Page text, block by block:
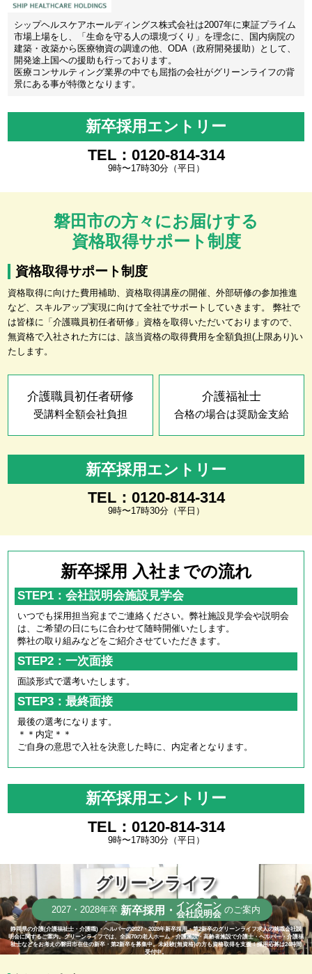
シップヘルスケアホールディングス株式会社は2007年に東証プライム
市場上場をし、「生命を守る人の環境づくり」を理念に、国内病院の
建築・改築から医療物資の調達の他、ODA（政府開発援助）として、
開発途上国への援助も行っております。
医療コンサルティング業界の中でも屈指の会社がグリーンライフの背
景にある事が特徴となります。
新卒採用エントリー
TEL：0120-814-314
9時〜17時30分（平日）
磐田市の方々にお届けする
資格取得サポート制度
資格取得サポート制度
資格取得に向けた費用補助、資格取得講座の開催、外部研修の参加推進
など、スキルアップ実現に向けて全社でサポートしていきます。 弊社で
は皆様に「介護職員初任者研修」資格を取得いただいておりますので、
無資格で入社された方には、該当資格の取得費用を全額負担(上限あり)い
たします。
介護職員初任者研修
受講料全額会社負担
介護福祉士
合格の場合は奨励金支給
新卒採用エントリー
TEL：0120-814-314
9時〜17時30分（平日）
新卒採用 入社までの流れ
STEP1：会社説明会施設見学会
いつでも採用担当宛までご連絡ください。弊社施設見学会や説明会
は、ご希望の日にちに合わせて随時開催いたします。
弊社の取り組みなどをご紹介させていただきます。
STEP2：一次面接
面談形式で選考いたします。
STEP3：最終面接
最後の選考になります。
＊＊内定＊＊
ご自身の意思で入社を決意した時に、内定者となります。
新卒採用エントリー
TEL：0120-814-314
9時〜17時30分（平日）
グリーンライフ
2027・2028年卒 新卒採用・ インターン
会社説明会 のご案内
静岡県の介護(介護福祉士・介護職)・ヘルパーの2027・2028年新卒採用・第2新卒のグリーンライフ求人の就職会社説
明会に関するご案内。グリーンライフでは、全国70の老人ホーム・介護施設・高齢者施設で介護士・ヘルパー・介護福
祉士などをお考えの磐田市在住の新卒・第2新卒を募集中。未経験(無資格)の方も資格取得を支援！採用応募は24時間
受付中。